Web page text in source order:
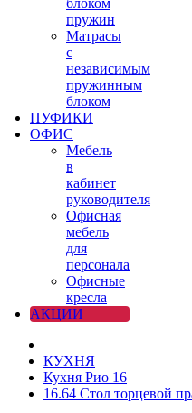
блоком
пружин
Матрасы
с
независимым
пружинным
блоком
ПУФИКИ
ОФИС
Мебель
в
кабинет
руководителя
Офисная
мебель
для
персонала
Офисные
кресла
АКЦИИ
КУХНЯ
Кухня Рио 16
16.64 Стол торцевой